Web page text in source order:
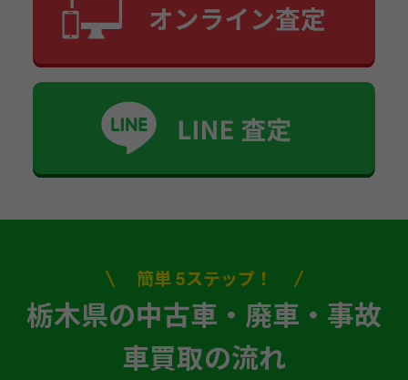
簡単 5ステップ！
栃木県の中古車・廃車・事故
車買取の流れ